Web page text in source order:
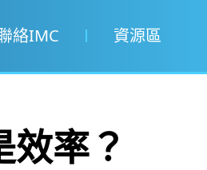
絡IMC 資源區
率？